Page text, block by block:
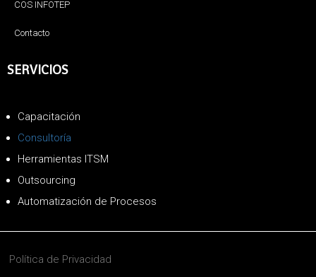
COS INFOTEP
Contacto
SERVICIOS
Capacitación
Consultoría
Herramientas ITSM
Outsourcing
Automatización de Procesos
Política de Privacidad